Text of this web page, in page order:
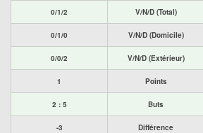
0/1/2 V/N/D (Total)
0/1/0 V/N/D (Domicile)
0/0/2 V/N/D (Extérieur)
1 Points
2 : 5 Buts
-3 Différence